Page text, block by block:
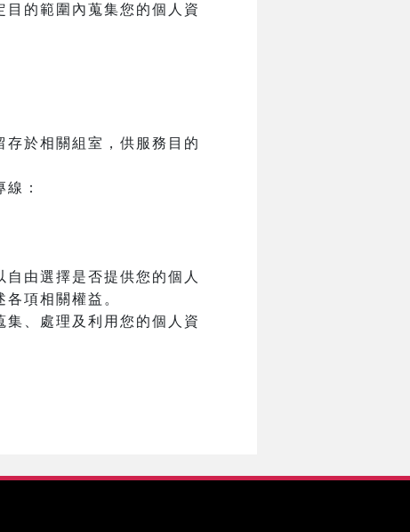
的範圍內蒐集您的個人資
於相關組室，供服務目的
：
由選擇是否提供您的個人
項相關權益。
、處理及利用您的個人資